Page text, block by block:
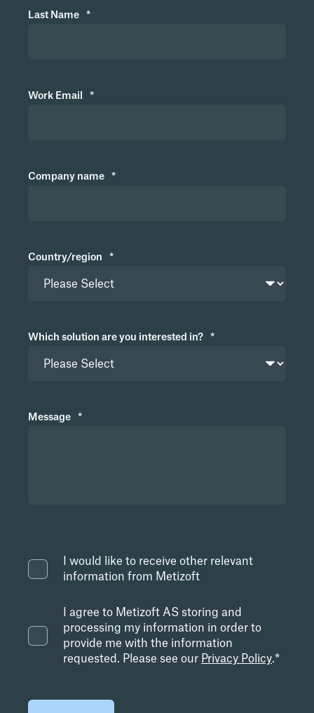
Last Name *
Work Email *
Company name *
Country/region *
Which solution are you interested in? *
Message *
I would like to receive other relevant
information from Metizoft
I agree to Metizoft AS storing and
processing my information in order to
provide me with the information
requested. Please see our Privacy Policy.*